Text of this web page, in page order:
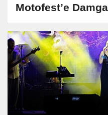
Motofest’e